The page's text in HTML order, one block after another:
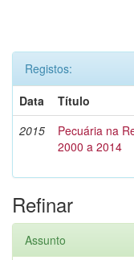
Registos:
Data
Título
2015
Pecuária na
2000 a 2014
Refinar
Assunto